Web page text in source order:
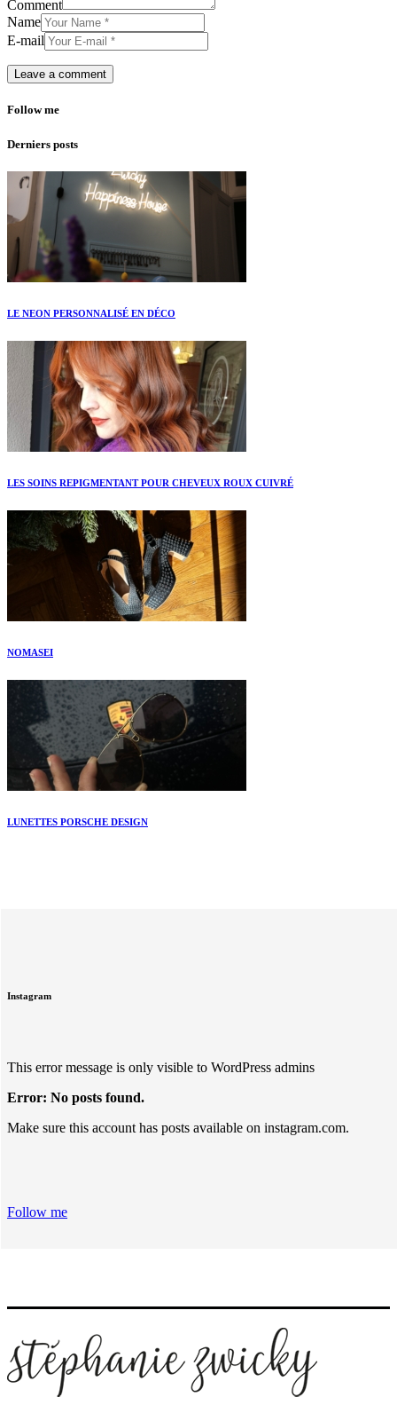
Comment
Name
E-mail
Follow me
Derniers posts
LE NEON PERSONNALISÉ EN DÉCO
LES SOINS REPIGMENTANT POUR CHEVEUX ROUX CUIVRÉ
NOMASEI
LUNETTES PORSCHE DESIGN
Instagram
This error message is only visible to WordPress admins
Error: No posts found.
Make sure this account has posts available on instagram.com.
Follow me